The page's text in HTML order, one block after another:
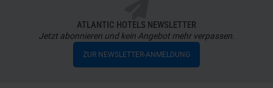
ATLANTIC HOTELS NEWSLETTER
Jetzt abonnieren und kein Angebot mehr verpassen.
ZUR NEWSLETTER-ANMELDUNG